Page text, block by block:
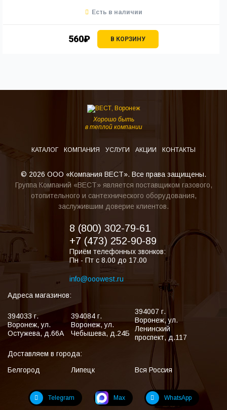
560₽ В КОРЗИНУ
Есть в наличии
Хорошо быть
в теплой компании
КАТАЛОГ КОМПАНИЯ УСЛУГИ АКЦИИ КОНТАКТЫ
© 2026 ООО «Компания ВЕСТ». Все права защищены.
Группа Компаний «ВЕСТ» является поставщиком газового,
отопительного и сантехнического оборудования,
заслужившим доверие клиентов.
8 (800) 302-79-61
+7 (473) 252-90-89
Приём телефонных звонков:
Пн - Пт с 8.00 до 17.00
info@ooowest.ru
Адреса магазинов:
394033 г.
Воронеж,ул.
Остужева, д.66А
394084 г.
Воронеж,ул.
Чебышева, д.24Б
394007 г.
Воронеж,ул.
Ленинский
проспект, д.117
Доставляем в города:
Белгород
Липецк Вся Россия
Telegram Max WhatsApp